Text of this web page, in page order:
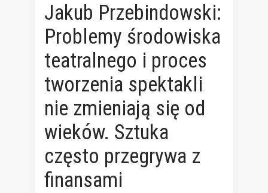
Jakub Przebindowski:
Problemy środowiska
teatralnego i proces
tworzenia spektakli
nie zmieniają się od
wieków. Sztuka
często przegrywa z
finansami